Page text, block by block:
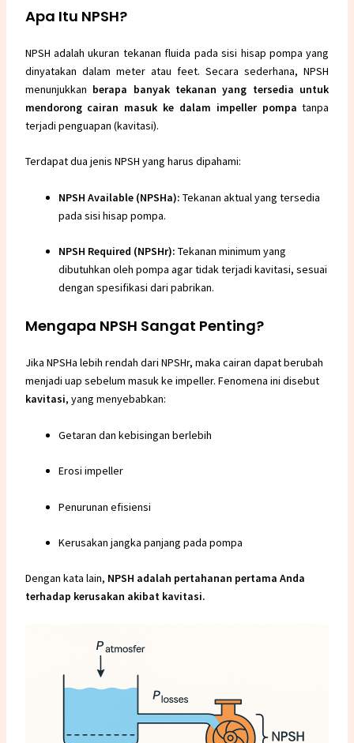
Apa Itu NPSH?
NPSH adalah ukuran tekanan fluida pada sisi hisap pompa yang
dinyatakan dalam meter atau feet. Secara sederhana, NPSH
menunjukkan berapa banyak tekanan yang tersedia untuk
mendorong cairan masuk ke dalam impeller pompa tanpa
terjadi penguapan (kavitasi).
Terdapat dua jenis NPSH yang harus dipahami:
NPSH Available (NPSHa): Tekanan aktual yang tersedia
pada sisi hisap pompa.
NPSH Required (NPSHr): Tekanan minimum yang
dibutuhkan oleh pompa agar tidak terjadi kavitasi, sesuai
dengan spesifikasi dari pabrikan.
Mengapa NPSH Sangat Penting?
Jika NPSHa lebih rendah dari NPSHr, maka cairan dapat berubah
menjadi uap sebelum masuk ke impeller. Fenomena ini disebut
kavitasi, yang menyebabkan:
Getaran dan kebisingan berlebih
Erosi impeller
Penurunan efisiensi
Kerusakan jangka panjang pada pompa
Dengan kata lain, NPSH adalah pertahanan pertama Anda
terhadap kerusakan akibat kavitasi.